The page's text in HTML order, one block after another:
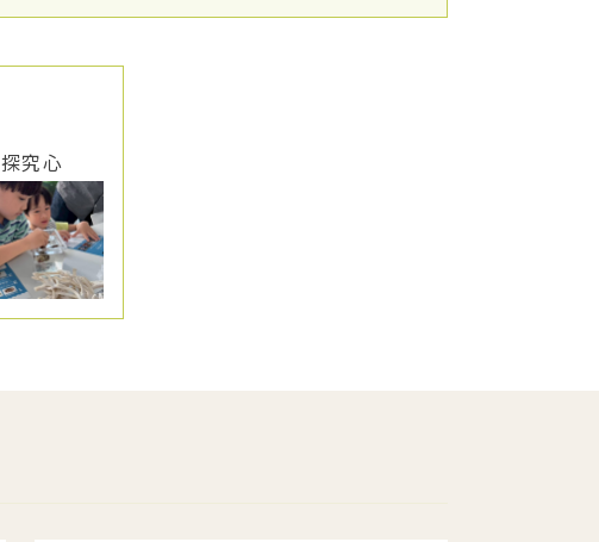
探究心